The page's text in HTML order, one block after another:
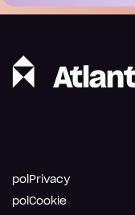
polPrivacy
polCookie